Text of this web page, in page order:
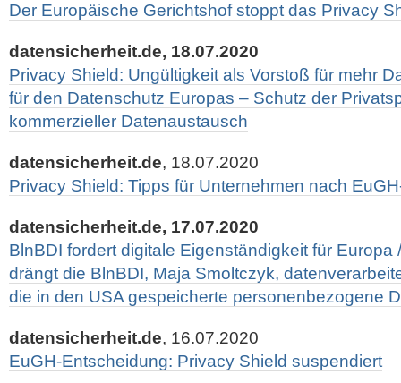
Der Europäische Gerichtshof stoppt das Privacy
datensicherheit.de, 18.07.2020
Privacy Shield: Ungültigkeit als Vorstoß für mehr
für den Datenschutz Europas – Schutz der
kommerzieller Datenaustausch
datensicherheit.de, 18.07.2020
Privacy Shield: Tipps für Unternehmen nach
datensicherheit.de, 17.07.2020
BlnBDI fordert digitale Eigenständigkeit für Europa
drängt die BlnBDI, Maja Smoltczyk,
die in den USA gespeicherte personenbezogene
datensicherheit.de, 16.07.2020
EuGH-Entscheidung: Privacy Shield suspendiert